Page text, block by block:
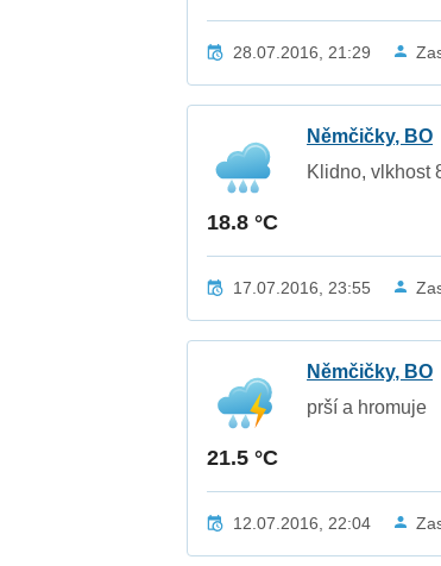
28.07.2016, 21:29
18.8 °C
Němčičky, BO
Klidno, vlkhost
17.07.2016, 23:55
21.5 °C
Němčičky, BO
prší a hromuje
12.07.2016, 22:04